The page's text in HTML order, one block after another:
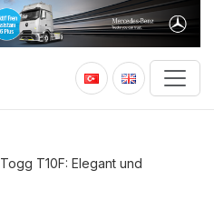
Togg T10F: Elegant und